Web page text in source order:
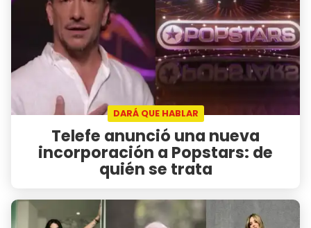
DARÁ QUE HABLAR
Telefe anunció una nueva
incorporación a Popstars: de
quién se trata